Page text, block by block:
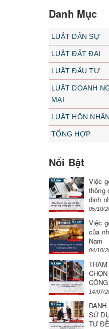
Danh Mục
LUẬT DÂN SỰ
LUẬT ĐẤT ĐAI
LUẬT ĐẦU TƯ
LUẬT DOANH
MẠI
LUẬT HÔN
TỔNG HỢP
Nổi Bật
Việc
thông
định
05/10/
Việc
của
Nam
04/10/
14/07/
SỬ
TƯ